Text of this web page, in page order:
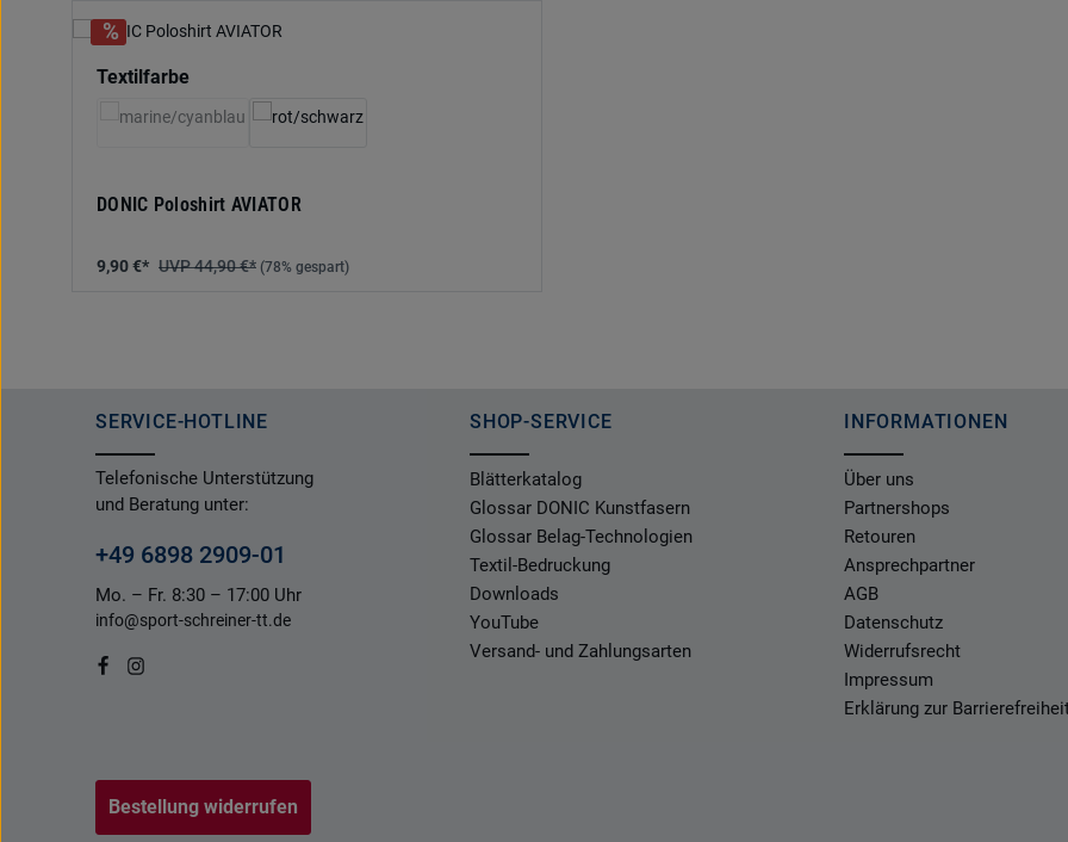
Textilfarbeauswählen
DONIC Poloshirt AVIATOR
9,90 €* 44,90 €* (78% gespart)
SERVICE-HOTLINE
Telefonische Unterstützung
und Beratung unter:
+49 6898 2909-01
Mo. – Fr. 8:30 – 17:00 Uhr
info@sport-schreiner-tt.de
SHOP-SERVICE
Blätterkatalog
Glossar DONIC Kunstfasern
Glossar Belag-Technologien
Textil-Bedruckung
Downloads
YouTube
Versand- und Zahlungsarten
INFORMATIONEN
Über uns
Partnershops
Retouren
Ansprechpartner
AGB
Datenschutz
Widerrufsrecht
Impressum
Erklärung zur
Bestellung widerrufen